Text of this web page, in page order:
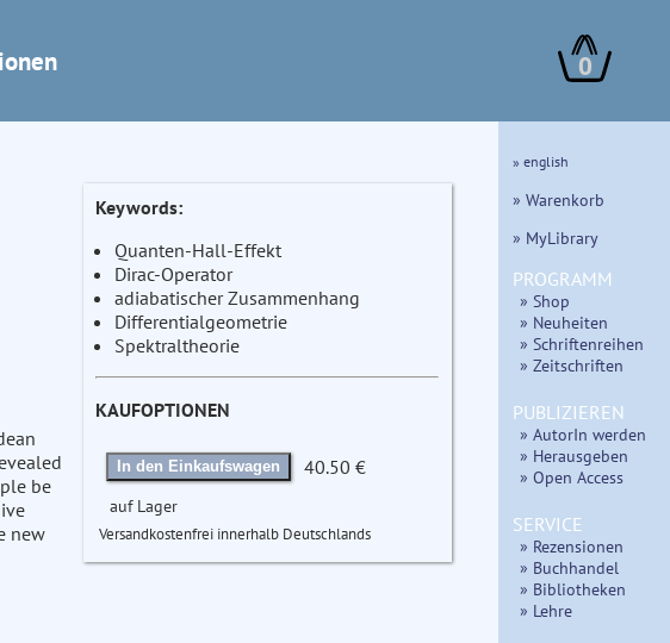
0
be
new
Keywords:
Quanten-Hall-Effekt
Dirac-Operator
adiabatischer Zusammenhang
Differentialgeometrie
Spektraltheorie
KAUFOPTIONEN
In den Einkaufswagen 40.50 €
auf Lager
Versandkostenfrei innerhalb Deutschlands
» english
» Warenkorb
» MyLibrary
PROGRAMM
» Shop
» Neuheiten
» Schriftenreihen
» Zeitschriften
PUBLIZIEREN
» AutorIn werden
» Herausgeben
» Open Access
SERVICE
» Rezensionen
» Buchhandel
» Bibliotheken
» Lehre